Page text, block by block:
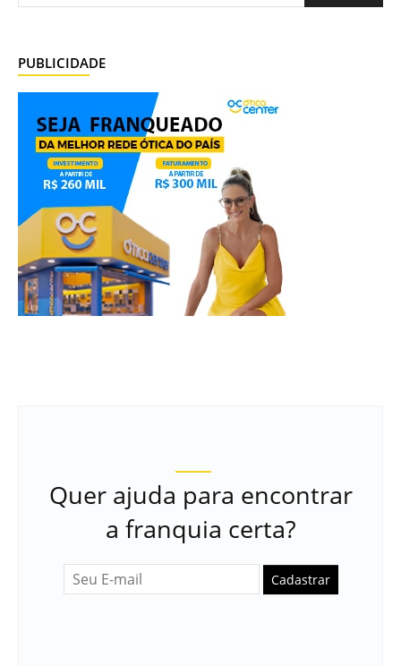
PUBLICIDADE
Quer ajuda para encontrar
a franquia certa?
Cadastrar